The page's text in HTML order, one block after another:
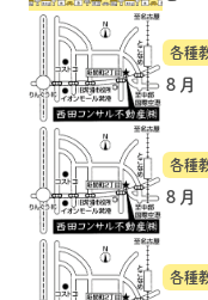
各種
８月
各種
８月
各種